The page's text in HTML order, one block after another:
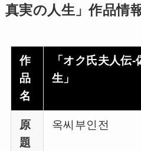
真実の人生」作品情
作
品
名
「オク氏夫人伝
生」
原
題
옥씨부인전